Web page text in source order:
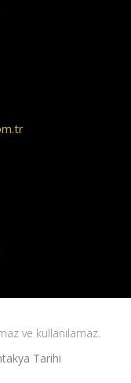
ve kullanılamaz.
Tarihi